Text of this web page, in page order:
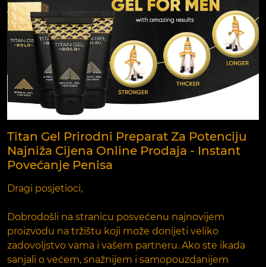
Titan Gel Prirodni Preparat Za Potenciju
Najniža Cijena Online Prodaja - Instant
Povećanje Penisa
Dragi posjetioci,
Dobrodošli na stranicu posvećenu najnovijem
proizvodu na tržištu koji može donijeti veliko
zadovoljstvo vama i vašem partneru. Ako ste ikada
sanjali o većem, snažnijem i samopouzdanijem